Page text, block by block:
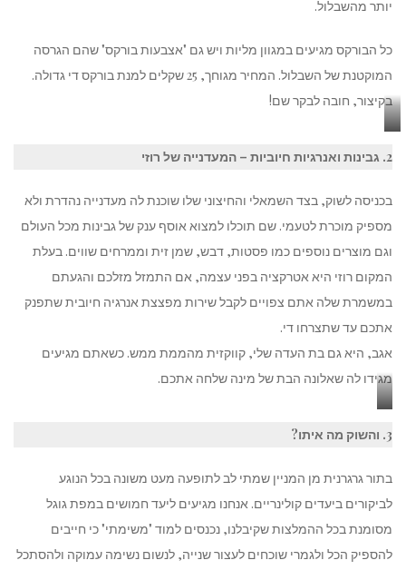
יותר מהשבלול.
כל הבורקס מגיעים במגוון מליות ויש גם "אצבעות בורקס" שהם הגרסה
המוקטנת של השבלול. המחיר מגוחך, 25 שקלים למנת בורקס די גדולה.
בקיצור, חובה לבקר שם!
בורקס
2. גבינות ואנרגיות חיוביות – המעדנייה של רוזי
בכניסה לשוק, בצד השמאלי והחיצוני שלו שוכנת לה מעדנייה נהדרת ולא
מספיק מוכרת לטעמי. שם תוכלו למצוא אוסף ענק של גבינות מכל העולם
וגם מוצרים נוספים כמו פסטות, דבש, שמן זית וממרחים שווים. בעלת
המקום רוזי היא אטרקציה בפני עצמה, אם התמזל מזלכם והגעתם
במשמרת שלה אתם צפויים לקבל שירות מפצצת אנרגיה חיובית שתפנק
אתכם עד שתצרחו די.
אגב, היא גם בת העדה שלי, קווקזית מהממת ממש. כשאתם מגיעים
מגידו לה שאלונה הבת של מינה שלחה אתכם.
מדגמנת3. והשוק מה איתו?
בתור גרגרנית מן המניין שמתי לב לתופעה מעט משונה בכל הנוגע
לביקורים ביעדים קולינריים. אנחנו מגיעים ליעד חמושים במפת גוגל
מסומנת בכל ההמלצות שקיבלנו, נכנסים למוד "משימתי" כי חייבים
להספיק הכל ולגמרי שוכחים לעצור שנייה, לנשום נשימה עמוקה ולהסתכל